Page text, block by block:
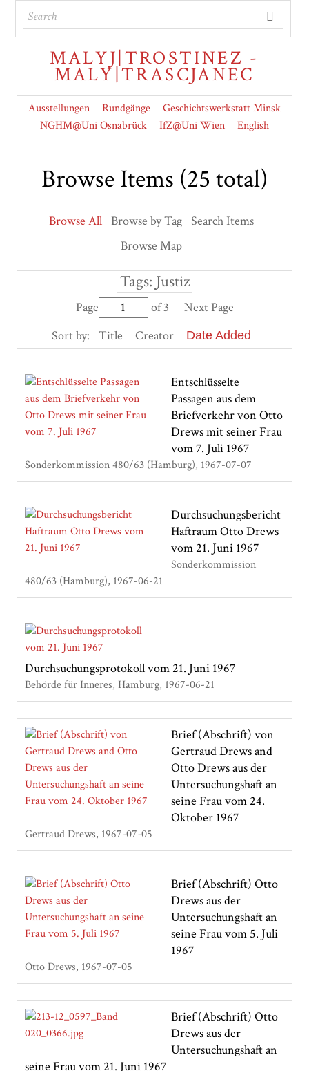
MALYJ|TROSTINEZ -
MALY|TRASCJANEC
Ausstellungen Rundgänge
Geschichtswerkstatt Minsk
NGHM@Uni Osnabrück
IfZ@Uni Wien English
Browse Items (25 total)
Browse All Browse by Tag Search Items
Browse Map
Tags: Justiz
Page of 3
Next Page
Sort by:
Title Creator Date Added
Entschlüsselte
Passagen aus dem
Briefverkehr von Otto
Drews mit seiner Frau
vom 7. Juli 1967
Sonderkommission 480/63 (Hamburg) 1967-07-07
Durchsuchungsbericht
Haftraum Otto Drews
vom 21. Juni 1967
Sonderkommission
480/63 (Hamburg) 1967-06-21
Durchsuchungsprotokoll vom 21. Juni 1967
Behörde für Inneres, Hamburg 1967-06-21
Brief (Abschrift) von
Gertraud Drews and
Otto Drews aus der
Untersuchungshaft an
seine Frau vom 24.
Oktober 1967
Gertraud Drews 1967-07-05
Brief (Abschrift) Otto
Drews aus der
Untersuchungshaft an
seine Frau vom 5. Juli
1967
Otto Drews 1967-07-05
Brief (Abschrift) Otto
Drews aus der
Untersuchungshaft an
seine Frau vom 21. Juni 1967